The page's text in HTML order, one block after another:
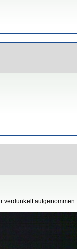
verdunkelt aufgenommen: